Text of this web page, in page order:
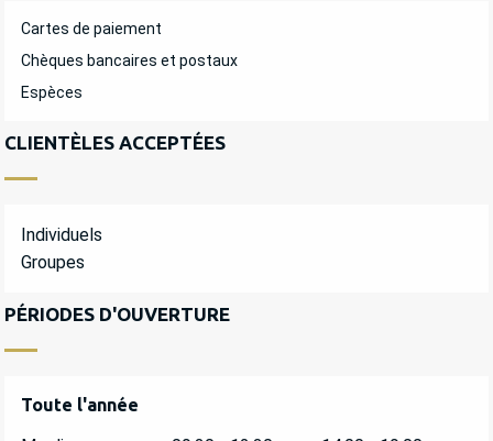
Cartes de paiement
Chèques bancaires et postaux
Espèces
CLIENTÈLES ACCEPTÉES
Individuels
Groupes
PÉRIODES D'OUVERTURE
Toute l'année
Toute l'année